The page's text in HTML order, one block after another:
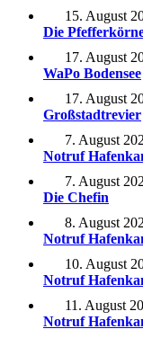
15. August
Die
17. August
WaPo Bodensee
17. August
Großstadtrevier
7. August
Notruf
7. August
Die Chefin
8. August
Notruf
10. August
Notruf
11. August
Notruf